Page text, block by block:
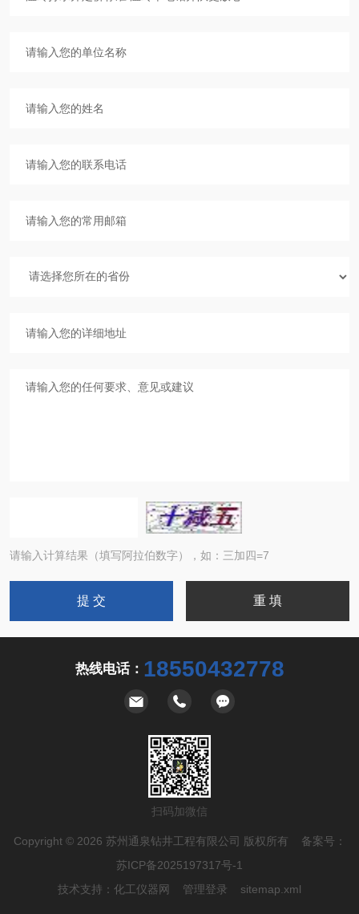
请输入计算结果（填写阿拉伯数字），如：三加四=7
热线电话： 18550432778
扫码加微信
Copyright © 2026 苏州通泉钻井工程有限公司 版权所有 备案号：
苏ICP备2025197317号-1
技术支持： 化工仪器网 管理登录 sitemap.xml